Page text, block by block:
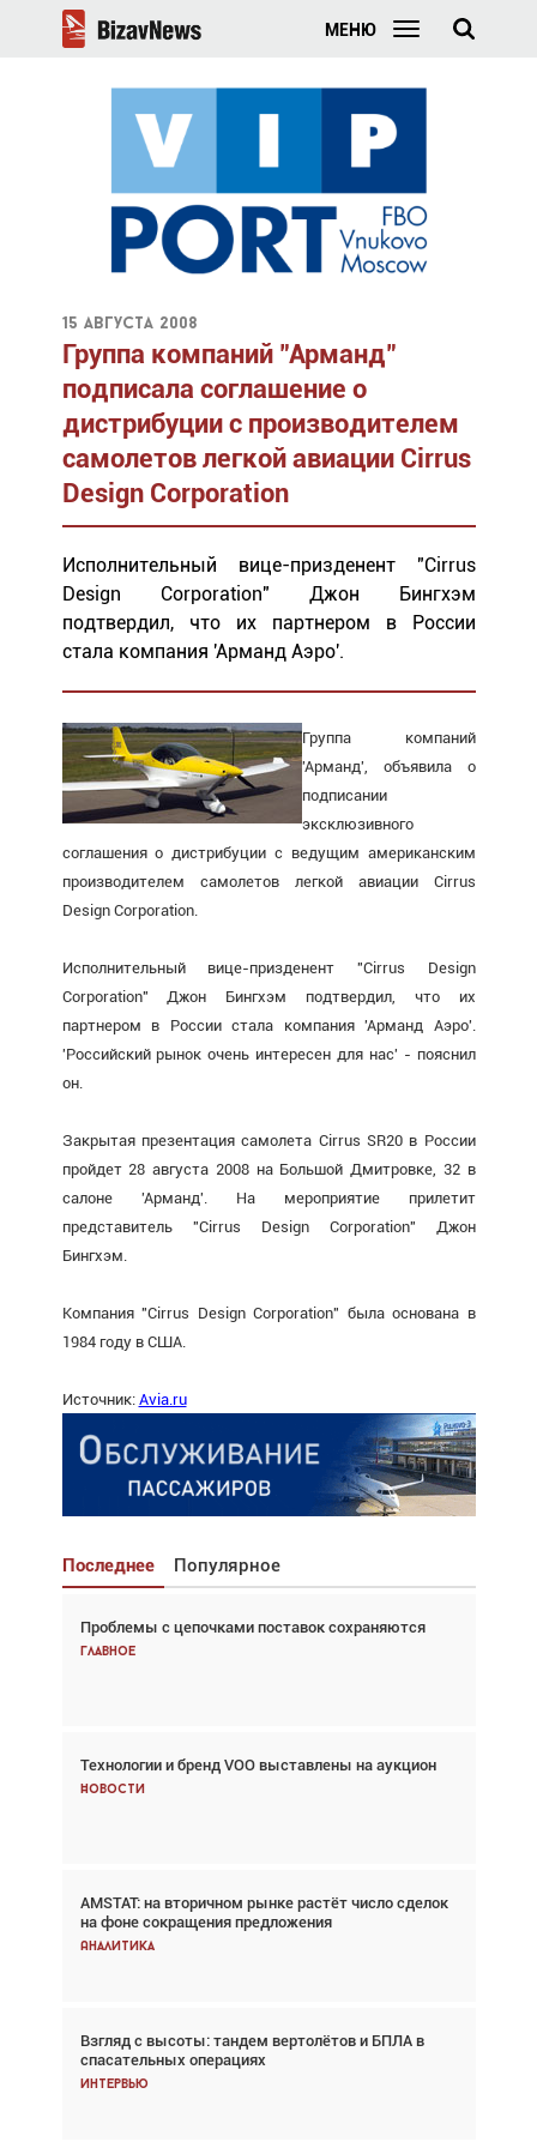
МЕНЮ
15 августа 2008
Группа компаний "Арманд"
подписала соглашение о
дистрибуции с производителем
самолетов легкой авиации Cirrus
Design Corporation
Исполнительный вице-призденент "Cirrus
Design Corporation" Джон Бингхэм
подтвердил, что их партнером в России
стала компания 'Арманд Аэро'.
Группа компаний
'Арманд', объявила о
подписании
эксклюзивного
соглашения о дистрибуции с ведущим американским
производителем самолетов легкой авиации Cirrus
Design Corporation.
Исполнительный вице-призденент "Cirrus Design
Corporation" Джон Бингхэм подтвердил, что их
партнером в России стала компания 'Арманд Аэро'.
'Российский рынок очень интересен для нас' - пояснил
он.
Закрытая презентация самолета Cirrus SR20 в России
пройдет 28 августа 2008 на Большой Дмитровке, 32 в
салоне 'Арманд'. На мероприятие прилетит
представитель "Cirrus Design Corporation" Джон
Бингхэм.
Компания "Cirrus Design Corporation" была основана в
1984 году в США.
Источник: Avia.ru
Последнее Популярное
Проблемы с цепочками поставок сохраняются
Главное
Технологии и бренд VOO выставлены на аукцион
Новости
AMSTAT: на вторичном рынке растёт число сделок
на фоне сокращения предложения
Аналитика
Взгляд с высоты: тандем вертолётов и БПЛА в
спасательных операциях
Интервью
Взгляд с высоты: тандем вертолётов и БПЛА в
спасательных операциях
Авиационный фотограф Дэйв Кох: «Фотография
говорит сама за себя... а ИИ всё портит»
Проблемы с цепочками поставок сохраняются
Аналитика
Частный самолёт – это актив. Подходите к
покупке соответствующим образом
Интервью